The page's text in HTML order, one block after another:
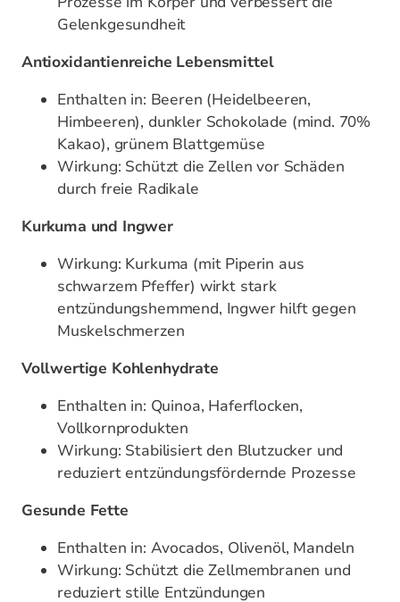
Gelenkgesundheit
Himbeeren), dunkler Schokolade (mind. 70%
Kakao), grünem Blattgemüse
Wirkung: Schützt die Zellen vor Schäden
durch freie Radikale
schwarzem Pfeffer) wirkt stark
entzündungshemmend, Ingwer hilft gegen
Muskelschmerzen
Vollkornprodukten
Wirkung: Stabilisiert den Blutzucker und
reduziert entzündungsfördernde Prozesse
Wirkung: Schützt die Zellmembranen und
reduziert stille Entzündungen